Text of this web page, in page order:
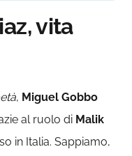
vita
, Miguel Gobbo
al ruolo di Malik
in Italia. Sappiamo,